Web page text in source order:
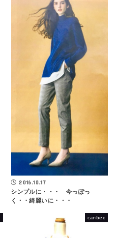
2016.10.17
シンプルに・・・ 今っぽっ
く・・綺麗いに・・・
canbee